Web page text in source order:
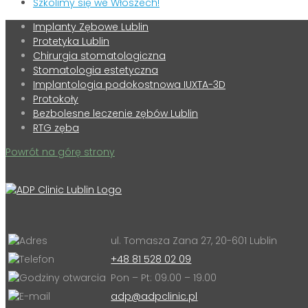
Implanty Zębowe Lublin
Protetyka Lublin
Chirurgia stomatologiczna
Stomatologia estetyczna
Implantologia podokostnowa IUXTA-3D
Protokoły
Bezbolesne leczenie zębów Lublin
RTG zęba
Powrót na górę strony
ul. Tomasza Zana 27, 20-601 Lublin
+48 81 528 02 09
Pon – Pt: 09.00 – 19.00
adp@adpclinic.pl